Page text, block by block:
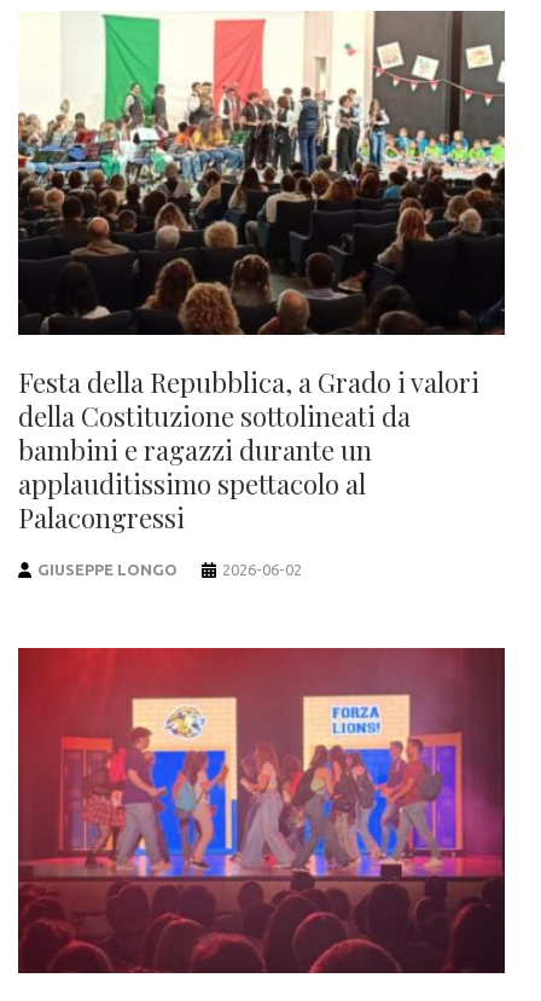
Festa della Repubblica, a Grado i valori
della Costituzione sottolineati da
bambini e ragazzi durante un
applauditissimo spettacolo al
Palacongressi
GIUSEPPE LONGO 2026-06-02